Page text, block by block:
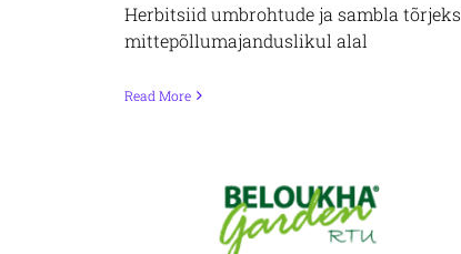
Herbitsiid umbrohtude ja sambla tõrjeks
mittepõllumajanduslikul alal
Read More